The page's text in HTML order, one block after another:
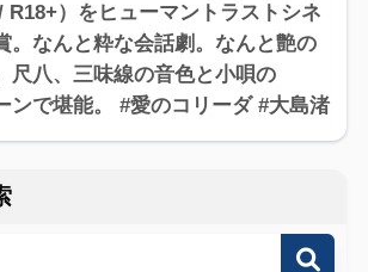
R18+）をヒューマントラストシネ
。なんと粋な会話劇。なんと艶の
尺八、三味線の音色と小唄の
ンで堪能。 #愛のコリーダ #大島渚